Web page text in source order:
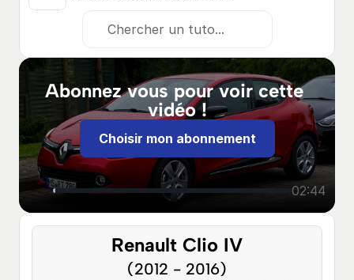
Chercher un tuto...
Choisir mon abonnement
Abonnez vous pour voir cette
vidéo !
02:44
Renault Clio IV
(2012 - 2016)